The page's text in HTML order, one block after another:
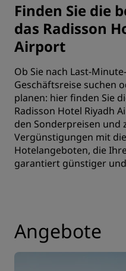
Finden Sie die
das Radisson
Airport
Ob Sie nach Last-
Geschäftsreise suchen
planen: hier finden Sie
Radisson Hotel Riyadh
den Sonderpreisen und
Vergünstigungen mit
Hotelangeboten, die
garantiert günstiger
Angebote